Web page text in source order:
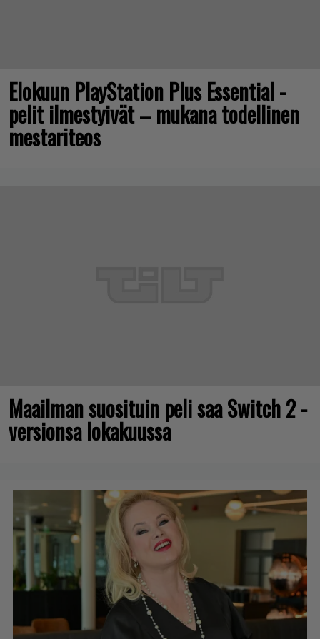
Elokuun PlayStation Plus Essential -
pelit ilmestyivät – mukana todellinen
mestariteos
Maailman suosituin peli saa Switch 2 -
versionsa lokakuussa